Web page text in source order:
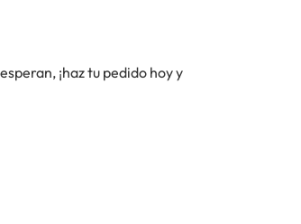
¡haz tu pedido hoy y